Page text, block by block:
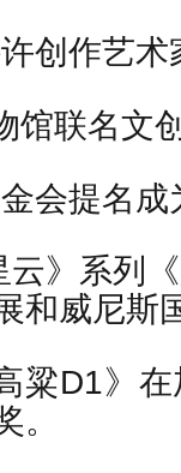
创作艺术
馆联名文
会提名
云》系列
和威尼斯
粱D1》
。